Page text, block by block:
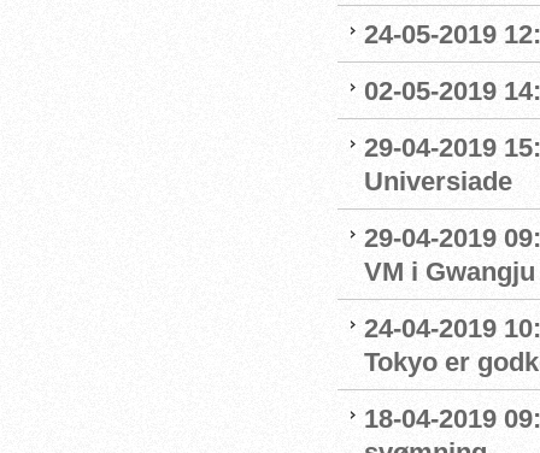
24-05-2019
02-05-2019
29-04-2019
Universiade
29-04-2019
VM i Gwangju
24-04-2019
Tokyo er
18-04-2019